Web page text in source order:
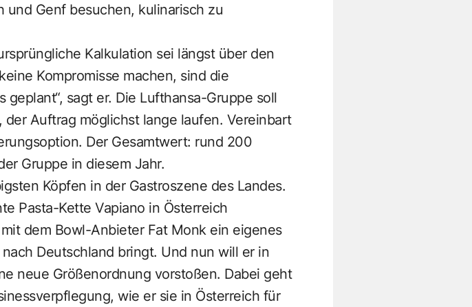
Genf besuchen, kulinarisch zu
Kalkulation sei längst über den
Kompromisse machen, sind die
sagt er. Die Lufthansa-Gruppe soll
Auftrag möglichst lange laufen. Vereinbart
Der Gesamtwert: rund 200
Gruppe in diesem Jahr.
Köpfen in der Gastroszene des Landes.
Pasta-Kette Vapiano in Österreich
dem Bowl-An­bieter Fat Monk ein eigenes
Deutschland bringt. Und nun will er in
neue Größenordnung vorstoßen. Dabei geht
wie er sie in Österreich für